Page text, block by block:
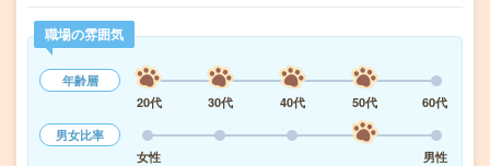
職場の雰囲気
年齢層
20代
30代 40代 50代
60代
男女比率
女性
男性